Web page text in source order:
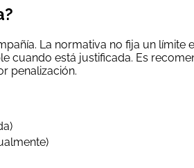
La normativa no fija un límite
cuando está justificada. Es
penalización.